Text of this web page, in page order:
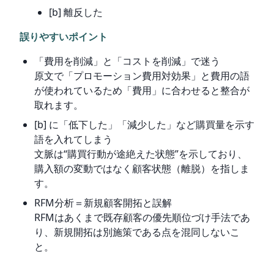
[b] 離反した
誤りやすいポイント
「費用を削減」と「コストを削減」で迷う
原文で「プロモーション費用対効果」と費用の語
が使われているため「費用」に合わせると整合が
取れます。
[b] に「低下した」「減少した」など購買量を示す
語を入れてしまう
文脈は“購買行動が途絶えた状態”を示しており、
購入額の変動ではなく顧客状態（離脱）を指しま
す。
RFM分析＝新規顧客開拓と誤解
RFMはあくまで既存顧客の優先順位づけ手法であ
り、新規開拓は別施策である点を混同しないこ
と。